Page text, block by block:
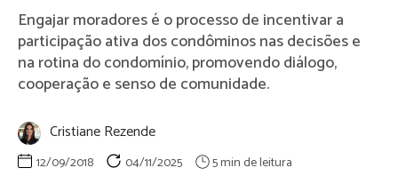
Engajar moradores é o processo de incentivar a
participação ativa dos condôminos nas decisões e
na rotina do condomínio, promovendo diálogo,
cooperação e senso de comunidade.
Cristiane Rezende
12/09/2018 04/11/2025